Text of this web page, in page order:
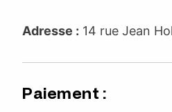
Adresse : 14 rue Jean
Paiement :